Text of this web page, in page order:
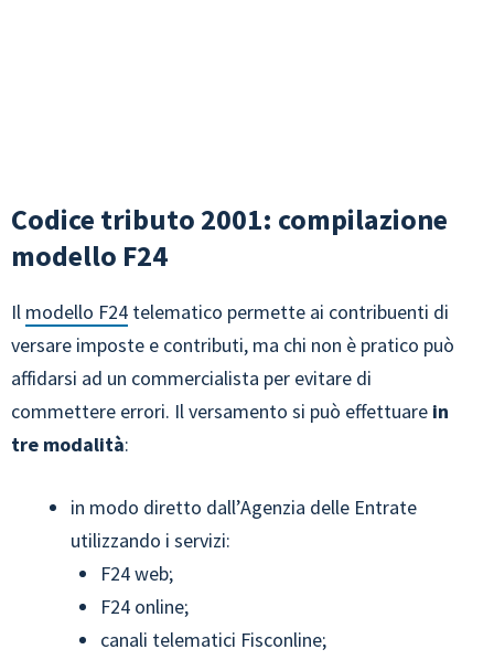
Codice tributo 2001: compilazione
modello F24
Il modello F24 telematico permette ai contribuenti di
versare imposte e contributi, ma chi non è pratico può
affidarsi ad un commercialista per evitare di
commettere errori. Il versamento si può effettuare in
tre modalità:
in modo diretto dall’Agenzia delle Entrate
utilizzando i servizi:
F24 web;
F24 online;
canali telematici Fisconline;